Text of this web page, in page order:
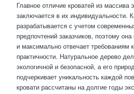
Главное отличие кроватей из массива
заключается в их индивидуальности.
разрабатывается с учетом
предпочтений заказчиков, поэтому
и максимально отвечает требованиям
практичности. Натуральное дерево
экологичной и безопасной, а его
подчеркивает уникальность каждой
кровати рассчитаны на долгие годы